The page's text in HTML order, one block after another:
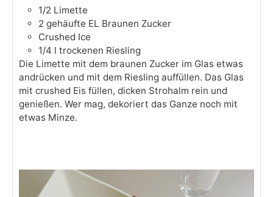
1/2 Limette
2 gehäufte EL Braunen Zucker
Crushed Ice
1/4 l trockenen Riesling
Die Limette mit dem braunen Zucker im Glas etwas
andrücken und mit dem Riesling auffüllen. Das Glas
mit crushed Eis füllen, dicken Strohalm rein und
genießen. Wer mag, dekoriert das Ganze noch mit
etwas Minze.